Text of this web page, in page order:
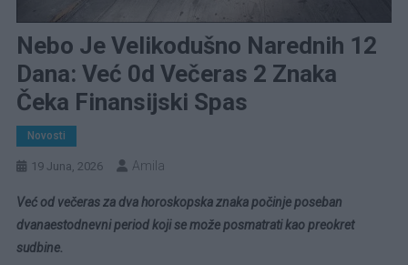
Nebo Je Velikodušno Narednih 12
Dana: Već 0d Večeras 2 Znaka
Čeka Finansijski Spas
Novosti
19 Juna, 2026 Amila
Već od večeras za dva horoskopska znaka počinje poseban
dvanaestodnevni period koji se može posmatrati kao preokret
sudbine.